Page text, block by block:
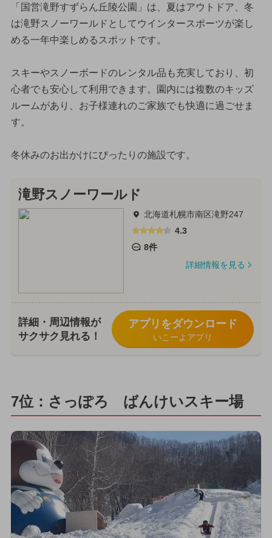
「国営滝野すずらん丘陵公園」は、夏はアウトドア、冬
は滝野スノーワールドとしてウインタースポーツが楽し
める一年中楽しめるスポットです。
スキーやスノーボードのレンタル品も充実しており、初
心者でも安心して利用できます。園内には複数のキッズ
ルームがあり、お子様連れのご家族でも快適に過ごせま
す。
冬休みのお出かけにぴったりの施設です。
滝野スノーワールド
北海道札幌市南区滝野247
4.3
8件
詳細情報を見る
詳細・周辺情報が
サクサク見れる！
アプリをダウンロード
いこーよアプリ
7位：さっぽろ ばんけいスキー場